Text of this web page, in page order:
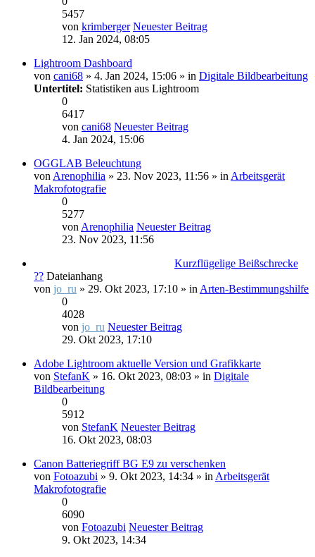
5457
von krimberger Neuester Beitrag
12. Jan 2024, 08:05
Lightroom Dashboard
von cani68 » 4. Jan 2024, 15:06 » in Digitale Bildbearbeitung
Untertitel: Statistiken aus Lightroom
0
6417
von cani68 Neuester Beitrag
4. Jan 2024, 15:06
OGGLAB Beleuchtung
von Arenophilia » 23. Nov 2023, 11:56 » in Arbeitsgerät
Makrofotografie
0
5277
von Arenophilia Neuester Beitrag
23. Nov 2023, 11:56
Kurzflügelige Beißschrecke
?? Dateianhang
von jo_ru » 29. Okt 2023, 17:10 » in Arten-Bestimmungshilfe
0
4028
von jo_ru Neuester Beitrag
29. Okt 2023, 17:10
Adobe Lightroom aktuelle Version und Grafikkarte
von StefanK » 16. Okt 2023, 08:03 » in Digitale
Bildbearbeitung
0
5912
von StefanK Neuester Beitrag
16. Okt 2023, 08:03
Canon Batteriegriff BG E9 zu verschenken
von Fotoazubi » 9. Okt 2023, 14:34 » in Arbeitsgerät
Makrofotografie
0
6090
von Fotoazubi Neuester Beitrag
9. Okt 2023, 14:34